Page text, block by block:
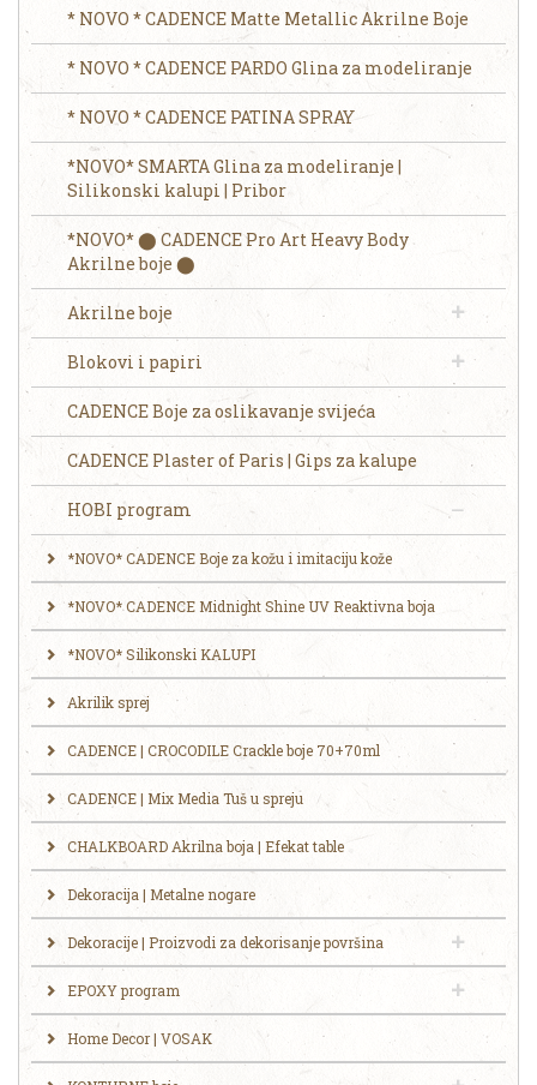
* NOVO * CADENCE Matte Metallic Akrilne Boje
* NOVO * CADENCE PARDO Glina za modeliranje
* NOVO * CADENCE PATINA SPRAY
*NOVO* SMARTA Glina za modeliranje |
Silikonski kalupi | Pribor
*NOVO* ⬤ CADENCE Pro Art Heavy Body
Akrilne boje ⬤
Akrilne boje
Blokovi i papiri
CADENCE Boje za oslikavanje svijeća
CADENCE Plaster of Paris | Gips za kalupe
HOBI program
*NOVO* CADENCE Boje za kožu i imitaciju kože
*NOVO* CADENCE Midnight Shine UV Reaktivna boja
*NOVO* Silikonski KALUPI
Akrilik sprej
CADENCE | CROCODILE Crackle boje 70+70ml
CADENCE | Mix Media Tuš u spreju
CHALKBOARD Akrilna boja | Efekat table
Dekoracija | Metalne nogare
Dekoracije | Proizvodi za dekorisanje površina
EPOXY program
Home Decor | VOSAK